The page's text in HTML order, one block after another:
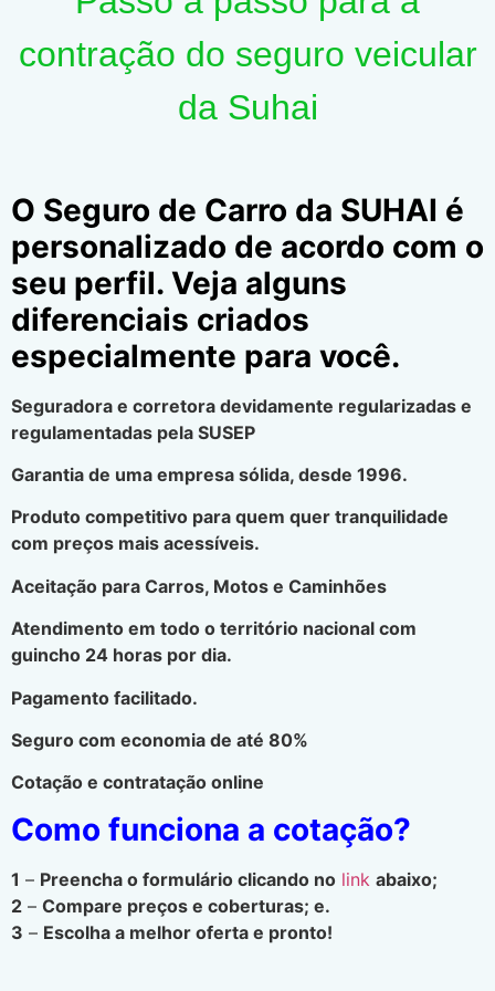
contração do seguro veicular
da Suhai
O Seguro de Carro da SUHAI é
personalizado de acordo com o
seu perfil. Veja alguns
diferenciais criados
especialmente para você.
Seguradora e corretora devidamente regularizadas e
regulamentadas pela SUSEP
Garantia de uma empresa sólida, desde 1996.
Produto competitivo para quem quer tranquilidade
com preços mais acessíveis.
Aceitação para Carros, Motos e Caminhões
Atendimento em todo o território nacional com
guincho 24 horas por dia.
Pagamento facilitado.
Seguro com economia de até 80%
Cotação e contratação online
Como funciona a cotação?
1 – Preencha o formulário clicando no link abaixo;
2 – Compare preços e coberturas; e.
3 – Escolha a melhor oferta e pronto!